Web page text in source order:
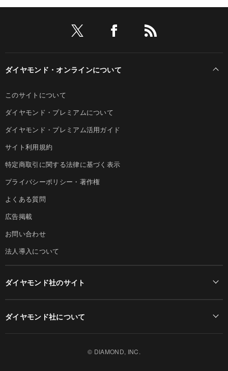
ダイヤモンド・オンラインについて
このサイトについて
ダイヤモンド・プレミアムについて
ダイヤモンド・プレミアム活用ガイド
サイト利用規約
特定商取引に関する法律に基づく表示
プライバシーポリシー・著作権
よくある質問
広告掲載
お問い合わせ
法人導入について
ダイヤモンド社のサイト
ダイヤモンド社について
© DIAMOND, INC.